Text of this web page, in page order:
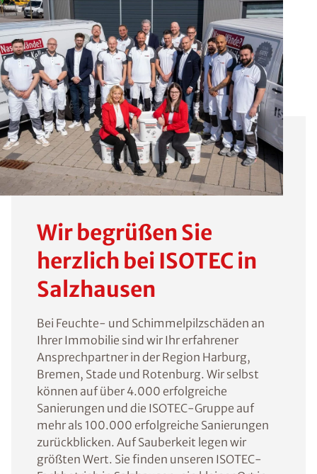
Wir begrüßen Sie
herzlich bei ISOTEC in
Salzhausen
Bei Feuchte- und Schimmelpilzschäden an
Ihrer Immobilie sind wir Ihr erfahrener
Ansprechpartner in der Region Harburg,
Bremen, Stade und Rotenburg. Wir selbst
können auf über 4.000 erfolgreiche
Sanierungen und die ISOTEC-Gruppe auf
mehr als 100.000 erfolgreiche Sanierungen
zurückblicken. Auf Sauberkeit legen wir
größten Wert. Sie finden unseren ISOTEC-